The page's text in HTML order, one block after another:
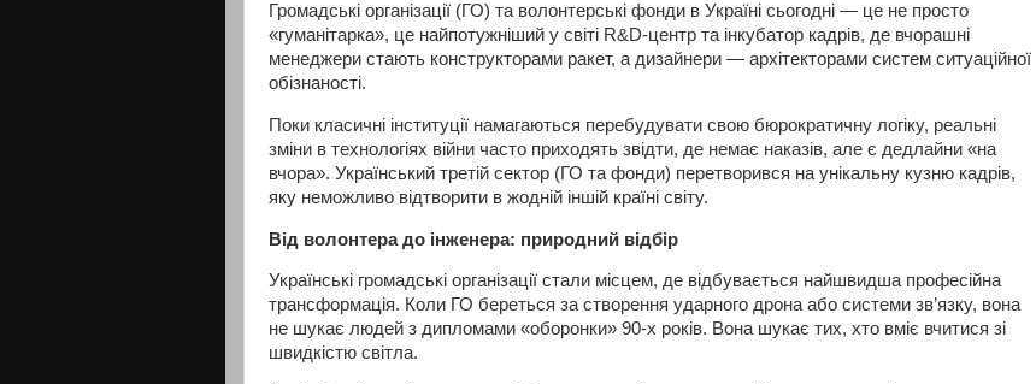
Громадські організації (ГО) та волонтерські фонди в Україні сьогодні — це не просто
«гуманітарка», це найпотужніший у світі R&D-центр та інкубатор кадрів, де вчорашні
менеджери стають конструкторами ракет, а дизайнери — архітекторами систем ситуаційної
обізнаності.
Поки класичні інституції намагаються перебудувати свою бюрократичну логіку, реальні
зміни в технологіях війни часто приходять звідти, де немає наказів, але є дедлайни «на
вчора». Український третій сектор (ГО та фонди) перетворився на унікальну кузню кадрів,
яку неможливо відтворити в жодній іншій країні світу.
Від волонтера до інженера: природний відбір
Українські громадські організації стали місцем, де відбувається найшвидша професійна
трансформація. Коли ГО береться за створення ударного дрона або системи зв’язку, вона
не шукає людей з дипломами «оборонки» 90-х років. Вона шукає тих, хто вміє вчитися зі
швидкістю світла.